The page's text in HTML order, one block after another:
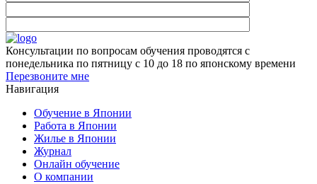
Консультации по вопросам обучения проводятся с
понедельника по пятницу с 10 до 18 по японскому времени
Перезвоните мне
Навигация
Обучение в Японии
Работа в Японии
Жилье в Японии
Журнал
Онлайн обучение
О компании